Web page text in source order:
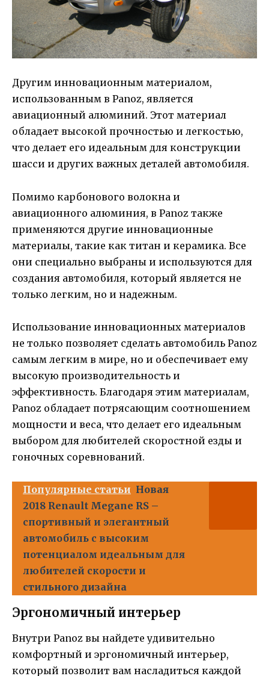
Другим инновационным материалом,
использованным в Panoz, является
авиационный алюминий. Этот материал
обладает высокой прочностью и легкостью,
что делает его идеальным для конструкции
шасси и других важных деталей автомобиля.
Помимо карбонового волокна и
авиационного алюминия, в Panoz также
применяются другие инновационные
материалы, такие как титан и керамика. Все
они специально выбраны и используются для
создания автомобиля, который является не
только легким, но и надежным.
Использование инновационных материалов
не только позволяет сделать автомобиль Panoz
самым легким в мире, но и обеспечивает ему
высокую производительность и
эффективность. Благодаря этим материалам,
Panoz обладает потрясающим соотношением
мощности и веса, что делает его идеальным
выбором для любителей скоростной езды и
гоночных соревнований.
Популярные статьи Новая
2018 Renault Megane RS –
спортивный и элегантный
автомобиль с высоким
потенциалом идеальным для
любителей скорости и
стильного дизайна
Эргономичный интерьер
Внутри Panoz вы найдете удивительно
комфортный и эргономичный интерьер,
который позволит вам насладиться каждой